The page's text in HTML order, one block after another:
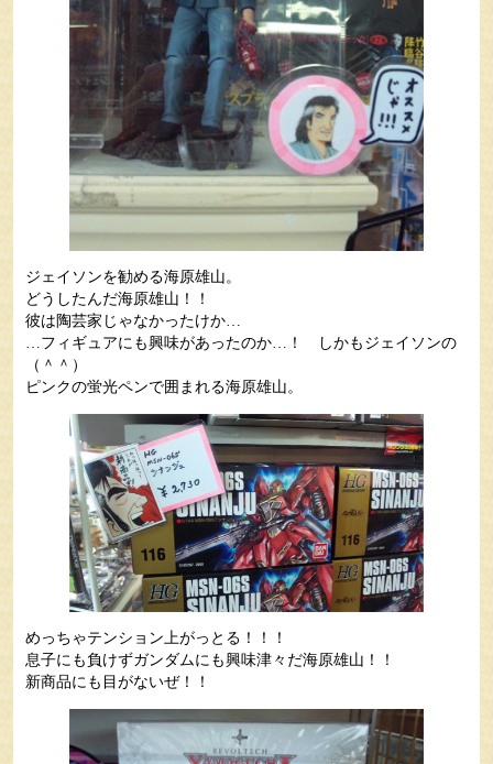
ジェイソンを勧める海原雄山。
どうしたんだ海原雄山！！
彼は陶芸家じゃなかったけか…
…フィギュアにも興味があったのか…！ しかもジェイソンの
（＾＾）
ピンクの蛍光ペンで囲まれる海原雄山。
めっちゃテンション上がっとる！！！
息子にも負けずガンダムにも興味津々だ海原雄山！！
新商品にも目がないぜ！！